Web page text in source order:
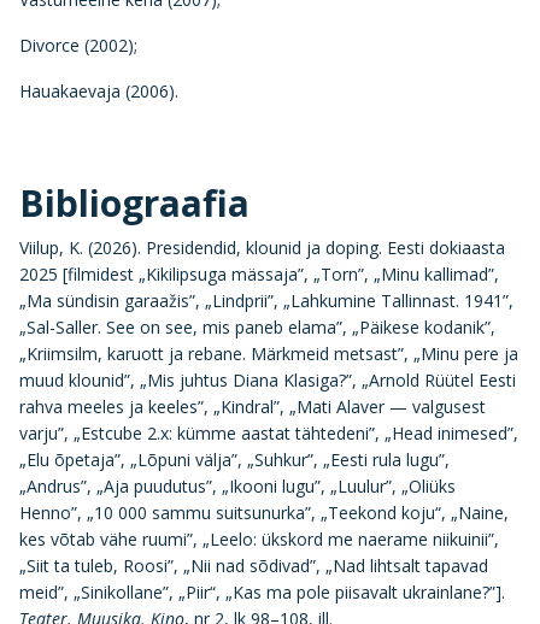
Divorce (2002);
Hauakaevaja (2006).
Bibliograafia
Viilup, K. (2026). Presidendid, klounid ja doping. Eesti dokiaasta
2025 [filmidest „Kikilipsuga mässaja”, „Torn”, „Minu kallimad”,
„Ma sündisin garaažis”, „Lindprii”, „Lahkumine Tallinnast. 1941”,
„Sal-Saller. See on see, mis paneb elama”, „Päikese kodanik”,
„Kriimsilm, karuott ja rebane. Märkmeid metsast”, „Minu pere ja
muud klounid”, „Mis juhtus Diana Klasiga?”, „Arnold Rüütel Eesti
rahva meeles ja keeles”, „Kindral”, „Mati Alaver — valgusest
varju”, „Estcube 2.x: kümme aastat tähtedeni”, „Head inimesed”,
„Elu õpetaja”, „Lõpuni välja”, „Suhkur”, „Eesti rula lugu”,
„Andrus”, „Aja puudutus”, „Ikooni lugu”, „Luulur”, „Oliüks
Henno”, „10 000 sammu suitsunurka”, „Teekond koju“, „Naine,
kes võtab vähe ruumi”, „Leelo: ükskord me naerame niikuinii”,
„Siit ta tuleb, Roosi”, „Nii nad sõdivad”, „Nad lihtsalt tapavad
meid”, „Sinikollane”, „Piir“, „Kas ma pole piisavalt ukrainlane?”].
Teater. Muusika. Kino, nr 2, lk 98–108, ill.